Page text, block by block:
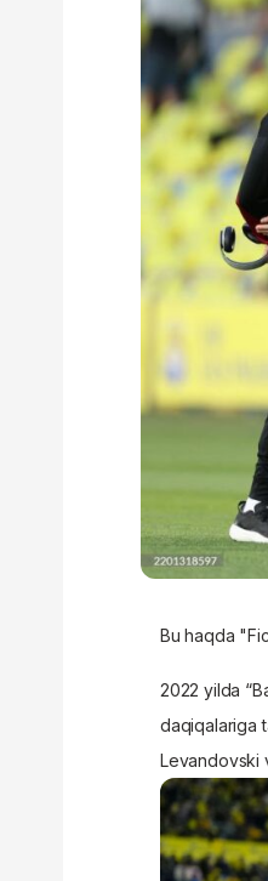
Bu haqda
2022 yilda
daqiqalariga
Levandovski